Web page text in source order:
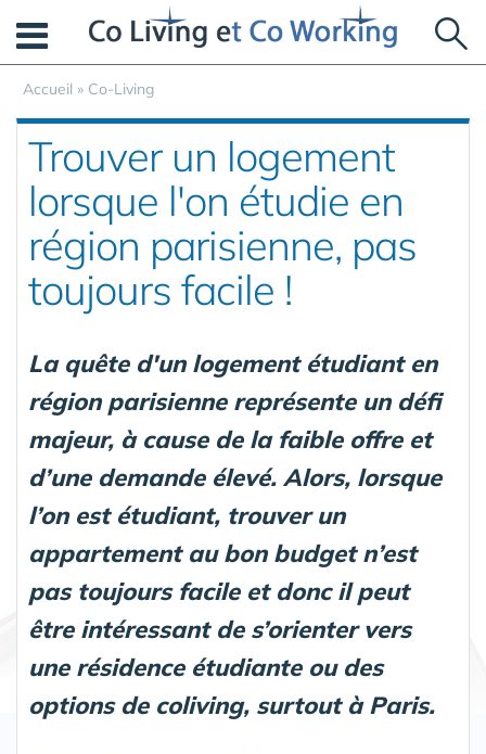
Accueil » Co-Living
Trouver un logement
lorsque l'on étudie en
région parisienne, pas
toujours facile !
La quête d'un logement étudiant en
région parisienne représente un défi
majeur, à cause de la faible offre et
d’une demande élevé. Alors, lorsque
l’on est étudiant, trouver un
appartement au bon budget n’est
pas toujours facile et donc il peut
être intéressant de s’orienter vers
une résidence étudiante ou des
options de coliving, surtout à Paris.
Panneau de gestion des cookies